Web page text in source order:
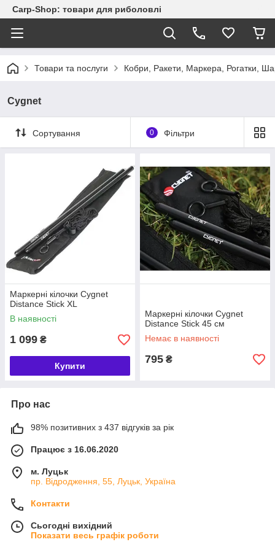
Carp-Shop: товари для риболовлі
Товари та послуги Кобри, Ракети, Маркера, Рогатки,
Cygnet
Сортування 0 Фільтри
Маркерні кілочки Cygnet
Distance Stick XL
В наявності
1 099 ₴
Купити
Маркерні кілочки Cygnet
Distance Stick 45 см
Немає в наявності
795 ₴
Про нас
98% позитивних з 437 відгуків за рік
Працює з 16.06.2020
м. Луцьк
пр. Відродження, 55, Луцьк, Україна
Контакти
Сьогодні вихідний
Показати весь графік роботи